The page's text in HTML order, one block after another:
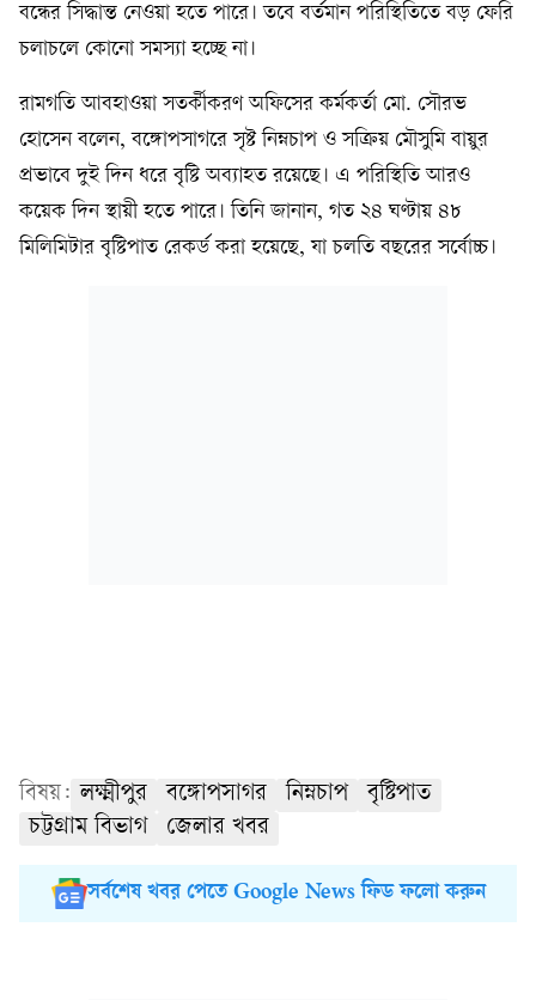
বন্ধের সিদ্ধান্ত নেওয়া হতে পারে। তবে বর্তমান পরিস্থিতিতে বড় ফেরি
চলাচলে কোনো সমস্যা হচ্ছে না।
রামগতি আবহাওয়া সতর্কীকরণ অফিসের কর্মকর্তা মো. সৌরভ
হোসেন বলেন, বঙ্গোপসাগরে সৃষ্ট নিম্নচাপ ও সক্রিয় মৌসুমি বায়ুর
প্রভাবে দুই দিন ধরে বৃষ্টি অব্যাহত রয়েছে। এ পরিস্থিতি আরও
কয়েক দিন স্থায়ী হতে পারে। তিনি জানান, গত ২৪ ঘণ্টায় ৪৮
মিলিমিটার বৃষ্টিপাত রেকর্ড করা হয়েছে, যা চলতি বছরের সর্বোচ্চ।
বিষয়: লক্ষ্মীপুর বঙ্গোপসাগর নিম্নচাপ
বৃষ্টিপাত
চট্টগ্রাম বিভাগ
জেলার খবর
সর্বশেষ খবর পেতে Google News ফিড ফলো করুন